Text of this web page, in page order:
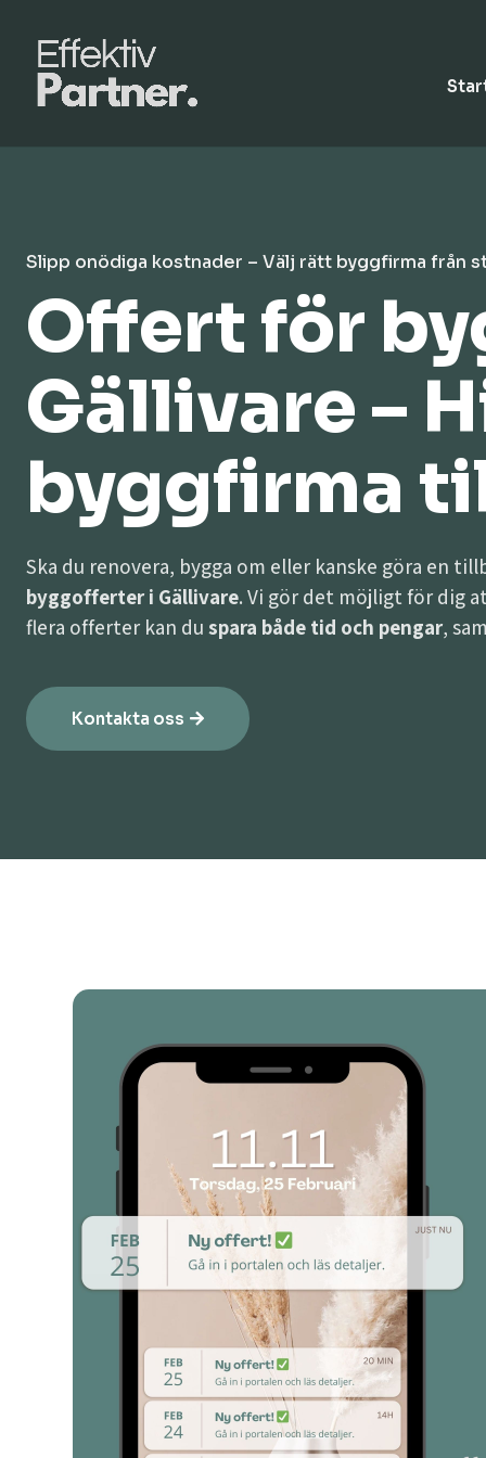
Slipp onödiga kostnader – Välj rätt byggfirma från
Offert för
Gällivare –
byggfirma
Ska du renovera, bygga om eller kanske göra en
byggofferter i Gällivare. Vi gör det möjligt för dig
flera offerter kan du spara både tid och pengar,
Kontakta oss